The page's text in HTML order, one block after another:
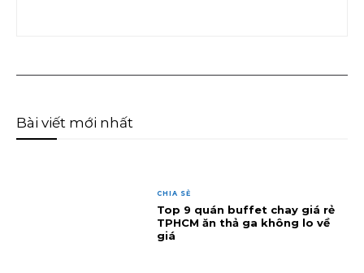
Bài viết mới nhất
CHIA SẺ
Top 9 quán buffet chay giá rẻ
TPHCM ăn thả ga không lo về
giá